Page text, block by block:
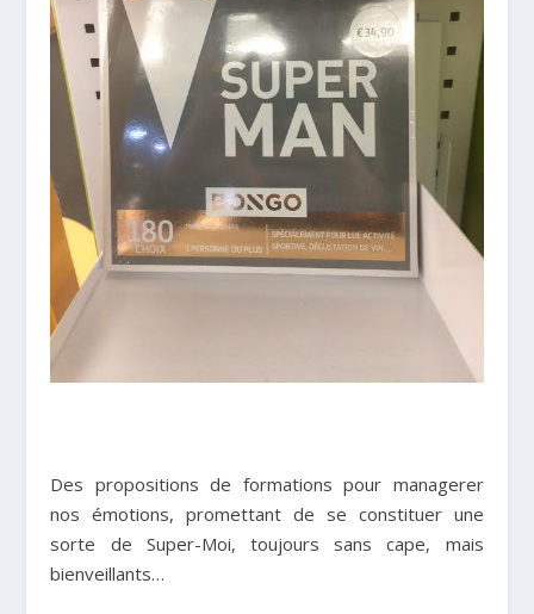
Des propositions de formations pour managerer
nos émotions, promettant de se constituer une
sorte de Super-Moi, toujours sans cape, mais
bienveillants…